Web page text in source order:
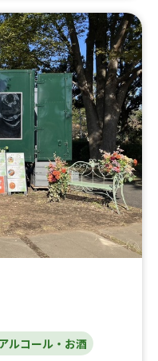
ードーナツ (カスター
(ピザ)、メープルホイ
ク、カスタードアップ
ート、ホットコーヒ
ットコーヒー、ウイン
ホットカフェラテ、濃
トチョコレートドリン
フライドポテト(塩)、
プルアイスクリームサ
ンデー、濃厚バニラア
ス、キャラメルバニラ
ト限定メ
ーヒーフロート、か
ルコール・お酒